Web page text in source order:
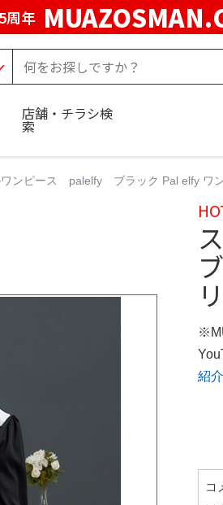
周年
店舗・チラシ検
索
ンピース palelfy ブラック Pal elfy ワ
紹
コ